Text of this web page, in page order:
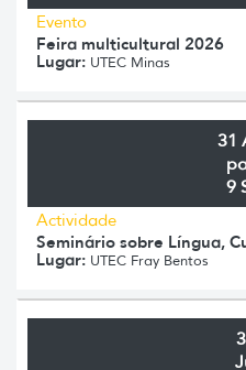
Evento
Feira multicultural 2026
Lugar: UTEC Minas
31
9
Actividade
Seminário sobre Língua,
Lugar: UTEC Fray Bentos